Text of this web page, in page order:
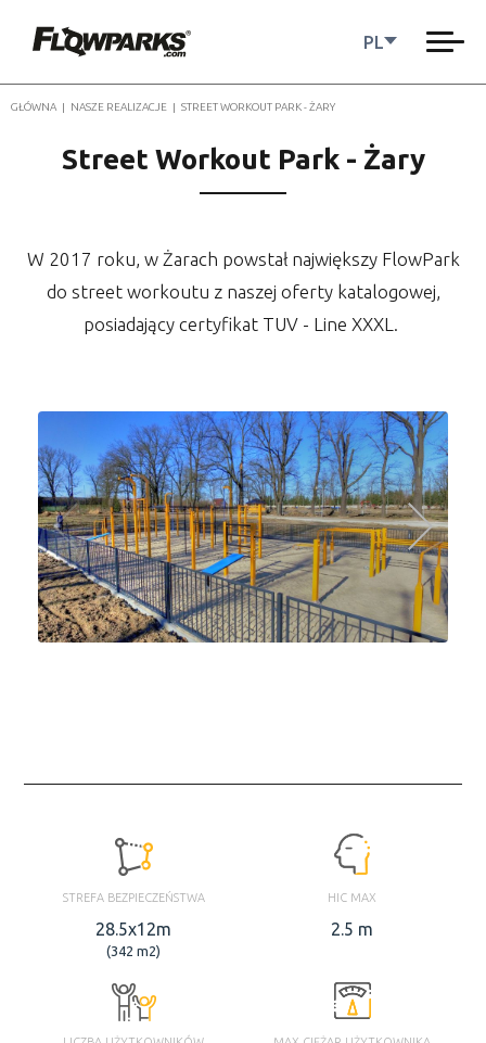
PL
GŁÓWNA | NASZE REALIZACJE | STREET WORKOUT PARK - ŻARY
Street Workout Park - Żary
W 2017 roku, w Żarach powstał największy FlowPark
do street workoutu z naszej oferty katalogowej,
posiadający certyfikat TUV - Line XXXL.
STREFA BEZPIECZEŃSTWA
28.5x12m
(342 m2)
HIC MAX
2.5 m